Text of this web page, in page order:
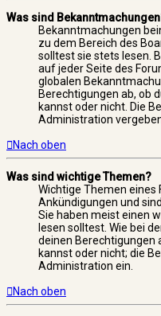
Was sind
Bekanntmachungen
zu dem Bereich des
solltest sie stets lesen.
auf jeder Seite des
globalen
Berechtigungen ab, ob
kannst oder nicht. Die
Administration
Nach oben
Was sind wichtige Themen?
Wichtige Themen eines
Ankündigungen und
Sie haben meist einen
lesen solltest. Wie bei
deinen Berechtigungen
kannst oder nicht; die
Administration ein.
Nach oben